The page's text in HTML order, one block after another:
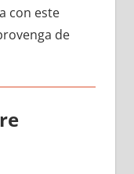
сοn еstе
dе